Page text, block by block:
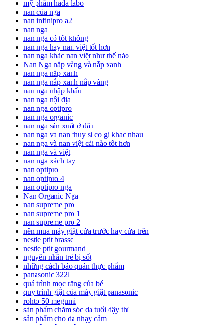
mỹ phẩm hada labo
nan của nga
nan infinipro a2
nan nga
nan nga có tốt không
nan nga hay nan việt tốt hơn
nan nga khác nan việt như thế nào
Nan Nga nắp vàng và nắp xanh
nan nga nắp xanh
nan nga nắp xanh nắp vàng
nan nga nhập khẩu
nan nga nội địa
nan nga optipro
nan nga organic
nan nga sản xuất ở đâu
nan nga va nan thuy si co gi khac nhau
nan nga và nan việt cái nào tốt hơn
nan nga và việt
nan nga xách tay
nan optipro
nan optipro 4
nan optipro nga
Nan Organic Nga
nan supreme pro
nan supreme pro 1
nan supreme pro 2
nên mua máy giặt cửa trước hay cửa trên
nestle ptit brasse
nestle ptit gourmand
nguyên nhân trẻ bị sốt
những cách bảo quản thực phẩm
panasonic 322l
quá trình mọc răng của bé
quy trình giặt của máy giặt panasonic
rohto 50 megumi
sản phẩm chăm sóc da tuổi dậy thì
sản phẩm cho da nhạy cảm